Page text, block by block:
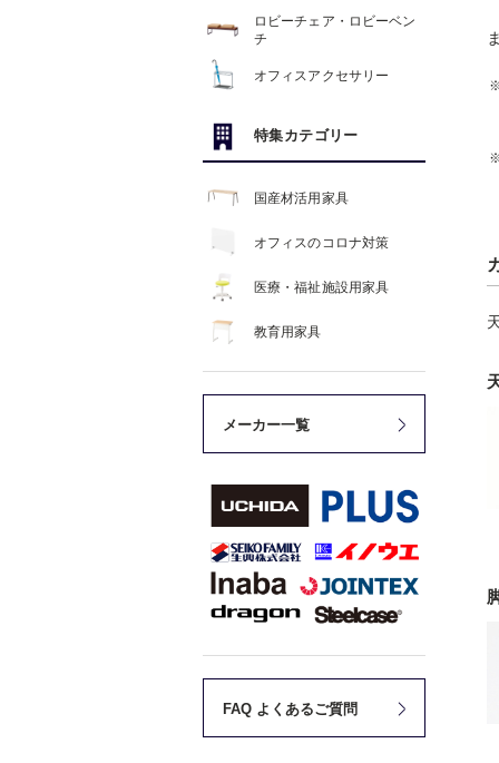
ロビーチェア・ロビーベン
チ
オフィスアクセサリー
特集カテゴリー
国産材活用家具
オフィスのコロナ対策
医療・福祉施設用家具
教育用家具
メーカー一覧
FAQ よくあるご質問